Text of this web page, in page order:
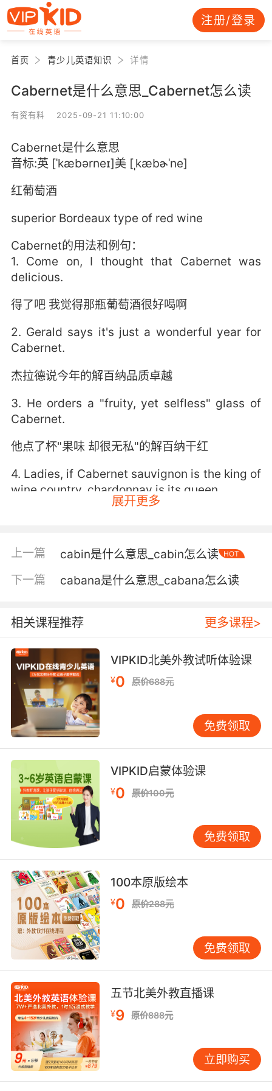
注册/登录
首页 青少儿英语知识 详情
Cabernet是什么意思_Cabernet怎么读
有资有料 2025-09-21 11:10:00
Cabernet是什么意思
音标:英 [ˈkæbərneɪ]美 [ˌkæbɚˈne]
红葡萄酒
superior Bordeaux type of red wine
Cabernet的用法和例句：
1. Come on, I thought that Cabernet was
delicious.
得了吧 我觉得那瓶葡萄酒很好喝啊
2. Gerald says it's just a wonderful year for
Cabernet.
杰拉德说今年的解百纳品质卓越
3. He orders a "fruity, yet selfless" glass of
Cabernet.
他点了杯"果味 却很无私"的解百纳干红
4. Ladies, if Cabernet sauvignon is the king of
wine country, chardonnay is its queen.
5. 3 bottles of Cabernet, and he also ordered
an inroom entertainment movie on
三瓶解百衲葡萄酒 他还预定了 按次计费的客房
点播
展开更多
上一篇 cabin是什么意思_cabin怎么读 HOT
下一篇 cabana是什么意思_cabana怎么读
相关课程推荐 更多课程>
VIPKID北美外教试听体验课
¥0 原价688元
免费领取
VIPKID启蒙体验课
¥0 原价100元
免费领取
100本原版绘本
¥0 原价288元
免费领取
五节北美外教直播课
¥9 原价888元
立即购买